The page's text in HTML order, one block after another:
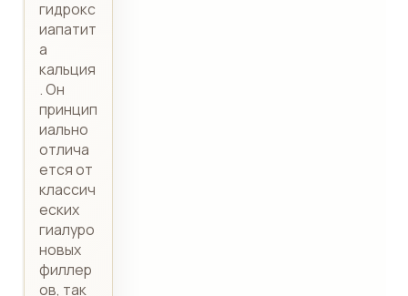
гидрокс
иапатит
а
кальция
. Он
принцип
иально
отлича
ется от
классич
еских
гиалуро
новых
филлер
ов, так